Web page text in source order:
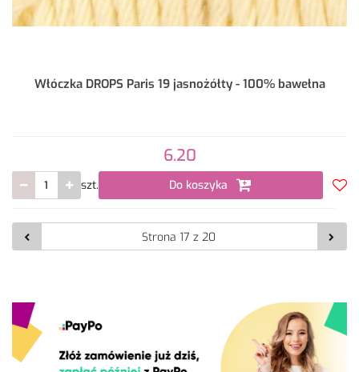
Włóczka DROPS Paris 19 jasnożółty - 100% bawełna
6.20
szt. Do koszyka